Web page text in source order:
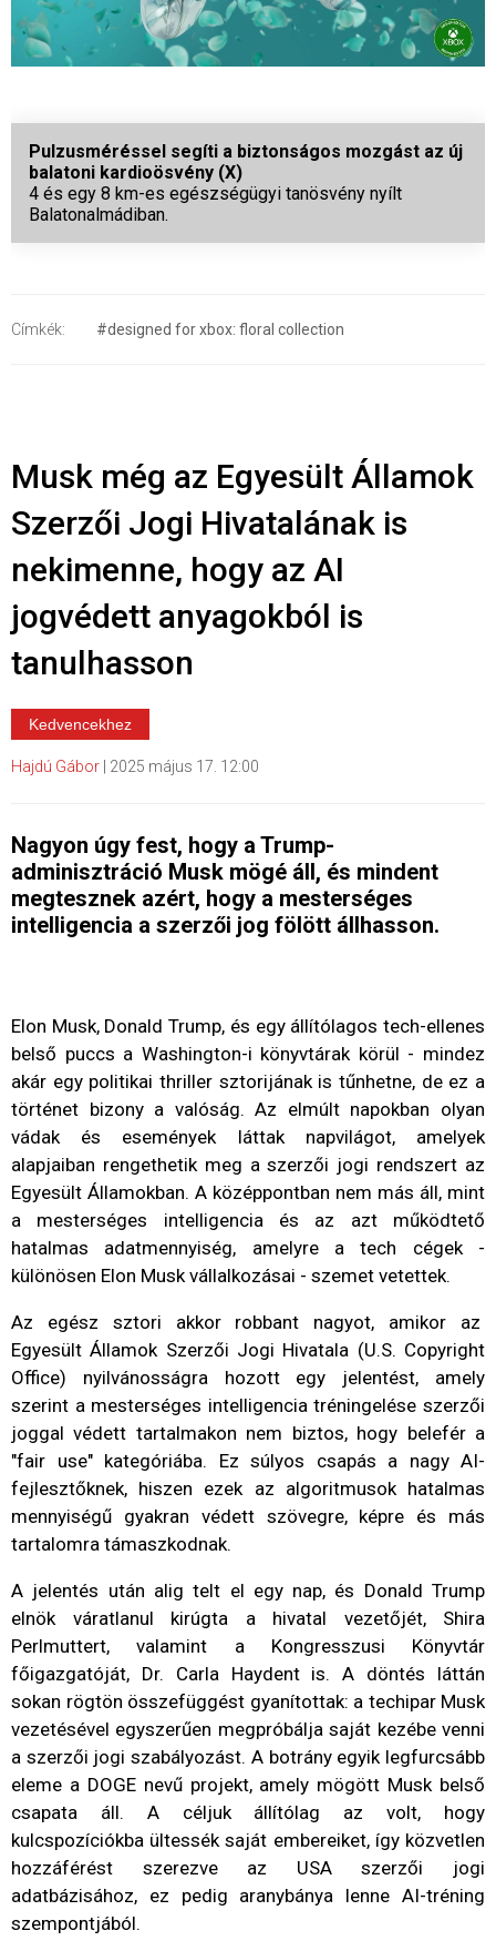
Pulzusméréssel segíti a biztonságos mozgást az új
balatoni kardioösvény (X)
4 és egy 8 km-es egészségügyi tanösvény nyílt
Balatonalmádiban.
Címkék: #designed for xbox: floral collection
Musk még az Egyesült Államok
Szerzői Jogi Hivatalának is
nekimenne, hogy az AI
jogvédett anyagokból is
tanulhasson
Kedvencekhez
Hajdú Gábor 2025 május 17. 12:00
Nagyon úgy fest, hogy a Trump-
adminisztráció Musk mögé áll, és mindent
megtesznek azért, hogy a mesterséges
intelligencia a szerzői jog fölött állhasson.
Elon Musk, Donald Trump, és egy állítólagos tech-ellenes
belső puccs a Washington-i könyvtárak körül - mindez
akár egy politikai thriller sztorijának is tűnhetne, de ez a
történet bizony a valóság. Az elmúlt napokban olyan
vádak és események láttak napvilágot, amelyek
alapjaiban rengethetik meg a szerzői jogi rendszert az
Egyesült Államokban. A középpontban nem más áll, mint
a mesterséges intelligencia és az azt működtető
hatalmas adatmennyiség, amelyre a tech cégek -
különösen Elon Musk vállalkozásai - szemet vetettek.
Az egész sztori akkor robbant nagyot, amikor az
Egyesült Államok Szerzői Jogi Hivatala (U.S. Copyright
Office) nyilvánosságra hozott egy jelentést, amely
szerint a mesterséges intelligencia tréningelése szerzői
joggal védett tartalmakon nem biztos, hogy belefér a
"fair use" kategóriába. Ez súlyos csapás a nagy AI-
fejlesztőknek, hiszen ezek az algoritmusok hatalmas
mennyiségű gyakran védett szövegre, képre és más
tartalomra támaszkodnak.
A jelentés után alig telt el egy nap, és Donald Trump
elnök váratlanul kirúgta a hivatal vezetőjét, Shira
Perlmuttert, valamint a Kongresszusi Könyvtár
főigazgatóját, Dr. Carla Haydent is. A döntés láttán
sokan rögtön összefüggést gyanítottak: a techipar Musk
vezetésével egyszerűen megpróbálja saját kezébe venni
a szerzői jogi szabályozást. A botrány egyik legfurcsább
eleme a DOGE nevű projekt, amely mögött Musk belső
csapata áll. A céljuk állítólag az volt, hogy
kulcspozíciókba ültessék saját embereiket, így közvetlen
hozzáférést szerezve az USA szerzői jogi
adatbázisához, ez pedig aranybánya lenne AI-tréning
szempontjából.